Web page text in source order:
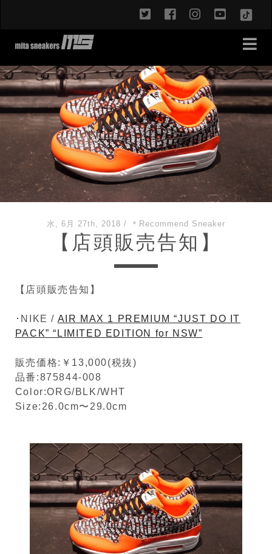
twitterfacebookinstagram
水, 6月 27th, 2018 / ＊Recommend Sneaker
【店頭販売告知】
【店頭販売告知】
･NIKE / AIR MAX 1 PREMIUM “JUST DO IT
PACK” “LIMITED EDITION for NSW”
販売価格:￥13,000(税抜)
品番:875844-008
Color:ORG/BLK/WHT
Size:26.0cm〜29.0cm